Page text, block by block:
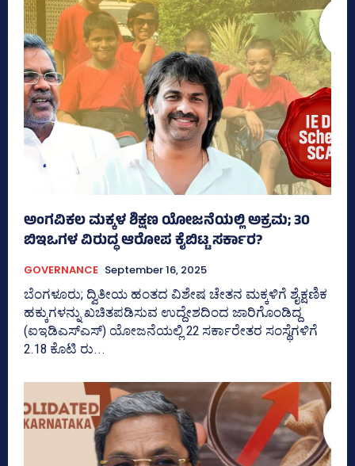
ಅಂಗವಿಕಲ ಮಕ್ಕಳ ಶಿಕ್ಷಣ ಯೋಜನೆಯಲ್ಲಿ ಅಕ್ರಮ; 30
ಬಿಇಒಗಳ ವಿರುದ್ಧ ಆರೋಪ ಕೈಬಿಟ್ಟ ಸರ್ಕಾರ?
GOVERNANCE September 16, 2025
ಬೆಂಗಳೂರು; ದ್ವಿತೀಯ ಹಂತದ ವಿಶೇಷ ಚೇತನ ಮಕ್ಕಳಿಗೆ ಶೈಕ್ಷಣಿಕ
ಹಕ್ಕುಗಳನ್ನು ಖಚಿತಪಡಿಸುವ ಉದ್ದೇಶದಿಂದ ಜಾರಿಗೊಂಡಿದ್ದ
(ಐಇಡಿಎಸ್‌ಎಸ್‌) ಯೋಜನೆಯಲ್ಲಿ 22 ಸರ್ಕಾರೇತರ ಸಂಸ್ಥೆಗಳಿಗೆ
2.18 ಕೊಟಿ ರು...